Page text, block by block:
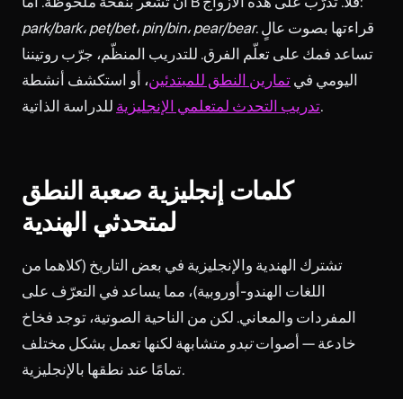
park/bark، pet/bet، pin/bin، pear/bear. قراءتها بصوت عالٍ
تساعد فمك على تعلّم الفرق. للتدريب المنظّم، جرّب روتيننا
اليومي في تمارين النطق للمبتدئين، أو استكشف أنشطة
تدريب التحدث لمتعلمي الإنجليزيةللدراسة الذاتية.
كلمات إنجليزية صعبة النطق
لمتحدثي الهندية
تشترك الهندية والإنجليزية في بعض التاريخ (كلاهما من
اللغات الهندو-أوروبية)، مما يساعد في التعرّف على
المفردات والمعاني. لكن من الناحية الصوتية، توجد فخاخ
خادعة — أصواتتبدو متشابهة لكنها تعمل بشكل مختلف
تمامًا عند نطقها بالإنجليزية.